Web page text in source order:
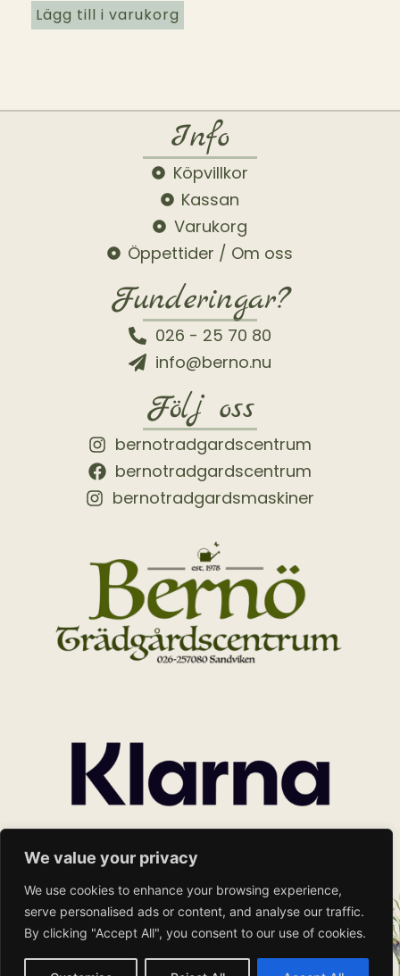
We value your privacy
We use cookies to enhance your browsing experience,
serve personalised ads or content, and analyse our traffic.
By clicking "Accept All", you consent to our use of cookies.
Lägg till i varukorg
Info
Köpvillkor
Kassan
Varukorg
Öppettider / Om oss
Funderingar?
026 - 25 70 80
info@berno.nu
Följ oss
bernotradgardscentrum
bernotradgardscentrum
bernotradgardsmaskiner